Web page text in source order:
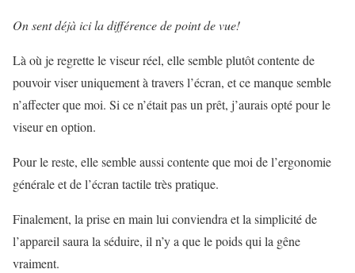
On sent déjà ici la différence de point de vue!
Là où je regrette le viseur réel, elle semble plutôt contente de
pouvoir viser uniquement à travers l’écran, et ce manque semble
n’affecter que moi. Si ce n’était pas un prêt, j’aurais opté pour le
viseur en option.
Pour le reste, elle semble aussi contente que moi de l’ergonomie
générale et de l’écran tactile très pratique.
Finalement, la prise en main lui conviendra et la simplicité de
l’appareil saura la séduire, il n’y a que le poids qui la gêne
vraiment.